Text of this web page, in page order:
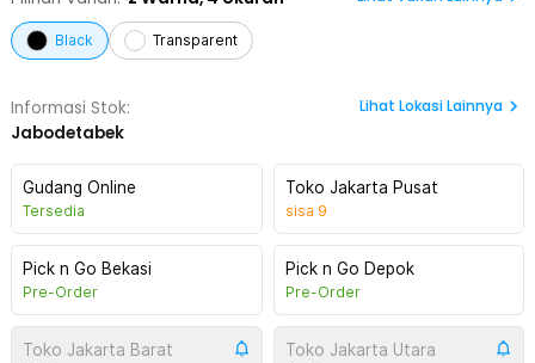
Black Transparent
Informasi Stok:
Jabodetabek
Lihat Lokasi Lainnya
Gudang Online
Tersedia
Toko Jakarta Pusat
sisa 9
Pick n Go Bekasi
Pre-Order
Pick n Go Depok
Pre-Order
Toko Jakarta Barat Toko Jakarta Utara